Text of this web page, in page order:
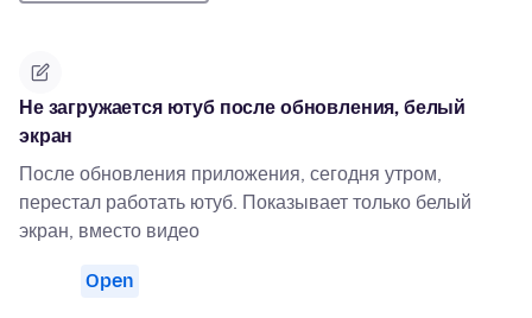
Не загружается ютуб после обновления, белый
экран
После обновления приложения, сегодня утром,
перестал работать ютуб. Показывает только белый
экран, вместо видео
Open